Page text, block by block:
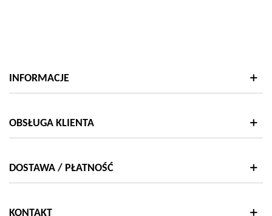
INFORMACJE
OBSŁUGA KLIENTA
DOSTAWA / PŁATNOŚĆ
KONTAKT